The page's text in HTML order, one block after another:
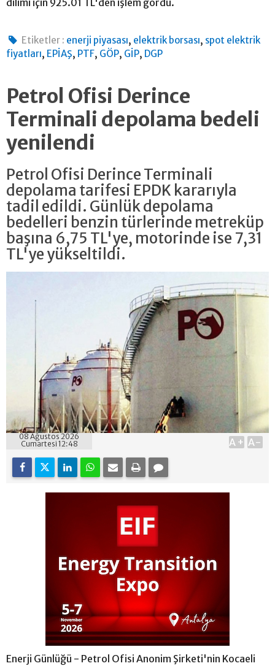
dilimi için 925.01 TL'den işlem gördü.
Etiketler : enerji piyasası, elektrik borsası, spot elektrik
fiyatları, EPİAŞ, PTF, GÖP, GİP, DGP
Petrol Ofisi Derince
Terminali depolama bedeli
yenilendi
Petrol Ofisi Derince Terminali
depolama tarifesi EPDK kararıyla
tadil edildi. Günlük depolama
bedelleri benzin türlerinde metreküp
başına 6,75 TL'ye, motorinde ise 7,31
TL'ye yükseltildi.
08 Ağustos 2026
Cumartesi 12:48
A+ A-
Enerji Günlüğü - Petrol Ofisi Anonim Şirketi'nin Kocaeli